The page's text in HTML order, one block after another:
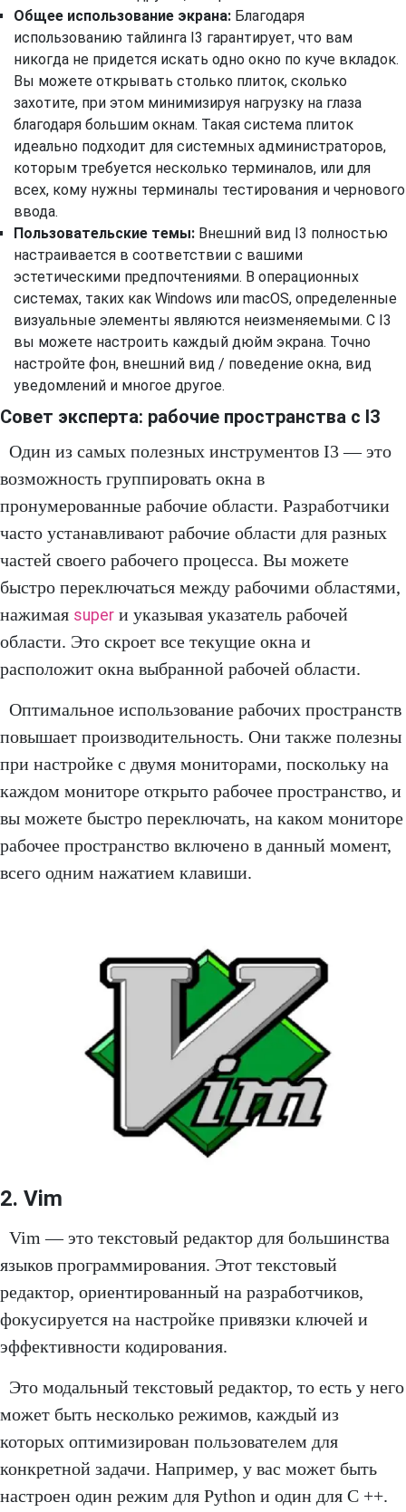
Общее использование экрана: Благодаря
использованию тайлинга I3 гарантирует, что вам
никогда не придется искать одно окно по куче вкладок.
Вы можете открывать столько плиток, сколько
захотите, при этом минимизируя нагрузку на глаза
благодаря большим окнам. Такая система плиток
идеально подходит для системных администраторов,
которым требуется несколько терминалов, или для
всех, кому нужны терминалы тестирования и чернового
ввода.
Пользовательские темы: Внешний вид I3 полностью
настраивается в соответствии с вашими
эстетическими предпочтениями. В операционных
системах, таких как Windows или macOS, определенные
визуальные элементы являются неизменяемыми. С I3
вы можете настроить каждый дюйм экрана. Точно
настройте фон, внешний вид / поведение окна, вид
уведомлений и многое другое.
Совет эксперта: рабочие пространства с I3
Один из самых полезных инструментов I3 — это
возможность группировать окна в
пронумерованные рабочие области. Разработчики
часто устанавливают рабочие области для разных
частей своего рабочего процесса. Вы можете
быстро переключаться между рабочими областями,
нажимая super и указывая указатель рабочей
области. Это скроет все текущие окна и
расположит окна выбранной рабочей области.
Оптимальное использование рабочих пространств
повышает производительность. Они также полезны
при настройке с двумя мониторами, поскольку на
каждом мониторе открыто рабочее пространство, и
вы можете быстро переключать, на каком мониторе
рабочее пространство включено в данный момент,
всего одним нажатием клавиши.
2. Vim
Vim — это текстовый редактор для большинства
языков программирования. Этот текстовый
редактор, ориентированный на разработчиков,
фокусируется на настройке привязки ключей и
эффективности кодирования.
Это модальный текстовый редактор, то есть у него
может быть несколько режимов, каждый из
которых оптимизирован пользователем для
конкретной задачи. Например, у вас может быть
настроен один режим для Python и один для C ++.